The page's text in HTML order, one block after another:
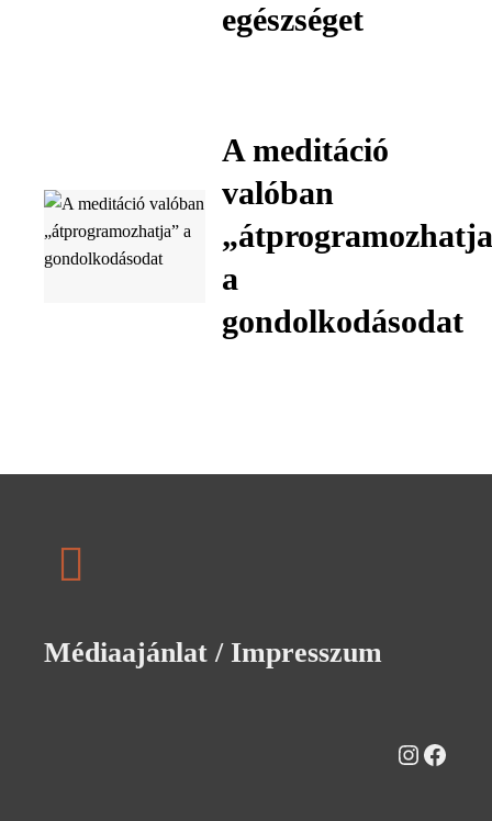
egészséget
A meditáció
valóban
a
gondolkodásodat
Médiaajánlat / Impresszum